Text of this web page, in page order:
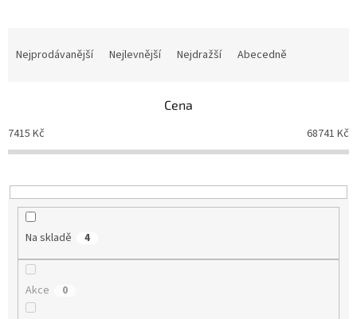
p
r
d
Nejprodávanější Nejlevnější Nejdražší Abecedně
Cena
7415 Kč 68741 Kč
Na skladě 4
Akce 0